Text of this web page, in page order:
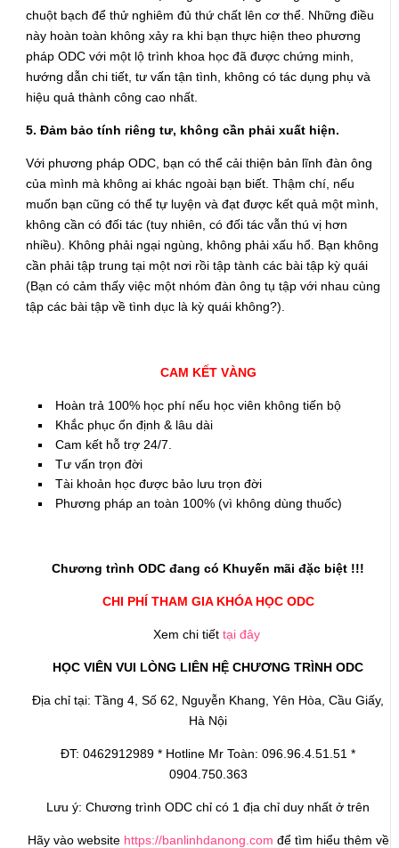
chuột bạch để thử nghiêm đủ thứ chất lên cơ thể. Những điều
này hoàn toàn không xảy ra khi bạn thực hiện theo phương
pháp ODC với một lộ trình khoa học đã được chứng minh,
hướng dẫn chi tiết, tư vấn tận tình, không có tác dụng phụ và
hiệu quả thành công cao nhất.
5. Đảm bảo tính riêng tư, không cần phải xuất hiện.
Với phương pháp ODC, bạn có thể cải thiện bản lĩnh đàn ông
của mình mà không ai khác ngoài bạn biết. Thậm chí, nếu
muốn bạn cũng có thể tự luyện và đạt được kết quả một mình,
không cần có đối tác (tuy nhiên, có đối tác vẫn thú vị hơn
nhiều). Không phải ngại ngùng, không phải xấu hổ. Bạn không
cần phải tập trung tại một nơi rồi tập tành các bài tập kỳ quái
(Bạn có cảm thấy việc một nhóm đàn ông tụ tập với nhau cùng
tập các bài tập về tình dục là kỳ quái không?).
CAM KẾT VÀNG
Hoàn trả 100% học phí nếu học viên không tiến bộ
Khắc phục ổn định & lâu dài
Cam kết hỗ trợ 24/7.
Tư vấn trọn đời
Tài khoản học được bảo lưu trọn đời
Phương pháp an toàn 100% (vì không dùng thuốc)
Chương trình ODC đang có Khuyến mãi đặc biệt !!!
CHI PHÍ THAM GIA KHÓA HỌC ODC
Xem chi tiết tại đây
HỌC VIÊN VUI LÒNG LIÊN HỆ CHƯƠNG TRÌNH ODC
Địa chỉ tại: Tầng 4, Số 62, Nguyễn Khang, Yên Hòa, Cầu Giấy,
Hà Nội
ĐT: 0462912989 * Hotline Mr Toàn: 096.96.4.51.51 *
0904.750.363
Lưu ý: Chương trình ODC chỉ có 1 địa chỉ duy nhất ở trên
Hãy vào website https://banlinhdanong.com để tìm hiểu thêm về